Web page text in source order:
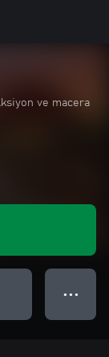
ve macera
● ● ●